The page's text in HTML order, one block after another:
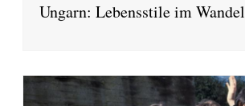
Ungarn: Lebensstile im Wandel